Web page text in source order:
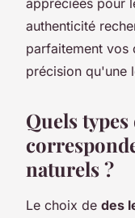
authenticité
parfaitement vos
précision qu'une
Quels
naturels ?
Le choix de des